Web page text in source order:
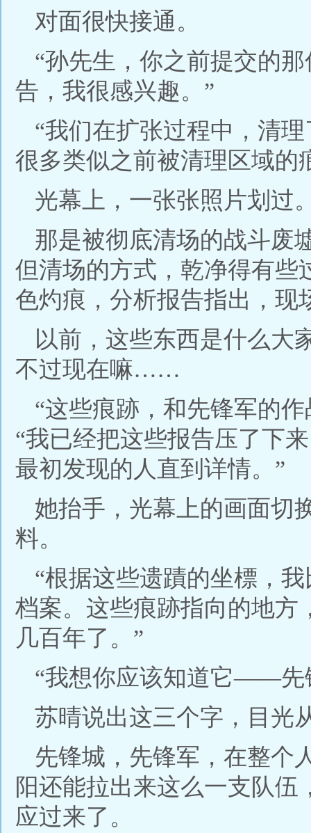
对面很快接通。
“孙先生，你之前提交的
告，我很感兴趣。”
“我们在扩张过程中，清
很多类似之前被清理区域的
光幕上，一张张照片划过
那是被彻底清场的战斗废
但清场的方式，乾净得有些
色灼痕，分析报告指出，现
以前，这些东西是什么大
不过现在嘛……
“这些痕跡，和先锋军的
“我已经把这些报告压了下
最初发现的人直到详情。”
她抬手，光幕上的画面切
料。
“根据这些遗蹟的坐標，
档案。这些痕跡指向的地方
几百年了。”
“我想你应该知道它——先
苏晴说出这三个字，目光
先锋城，先锋军，在整个
阳还能拉出来这么一支队
应过来了。